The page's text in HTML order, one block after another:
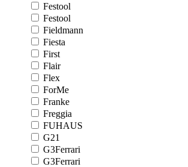
Festool
Festool
Fieldmann
Fiesta
First
Flair
Flex
ForMe
Franke
Freggia
FUHAUS
G21
G3Ferrari
G3Ferrari